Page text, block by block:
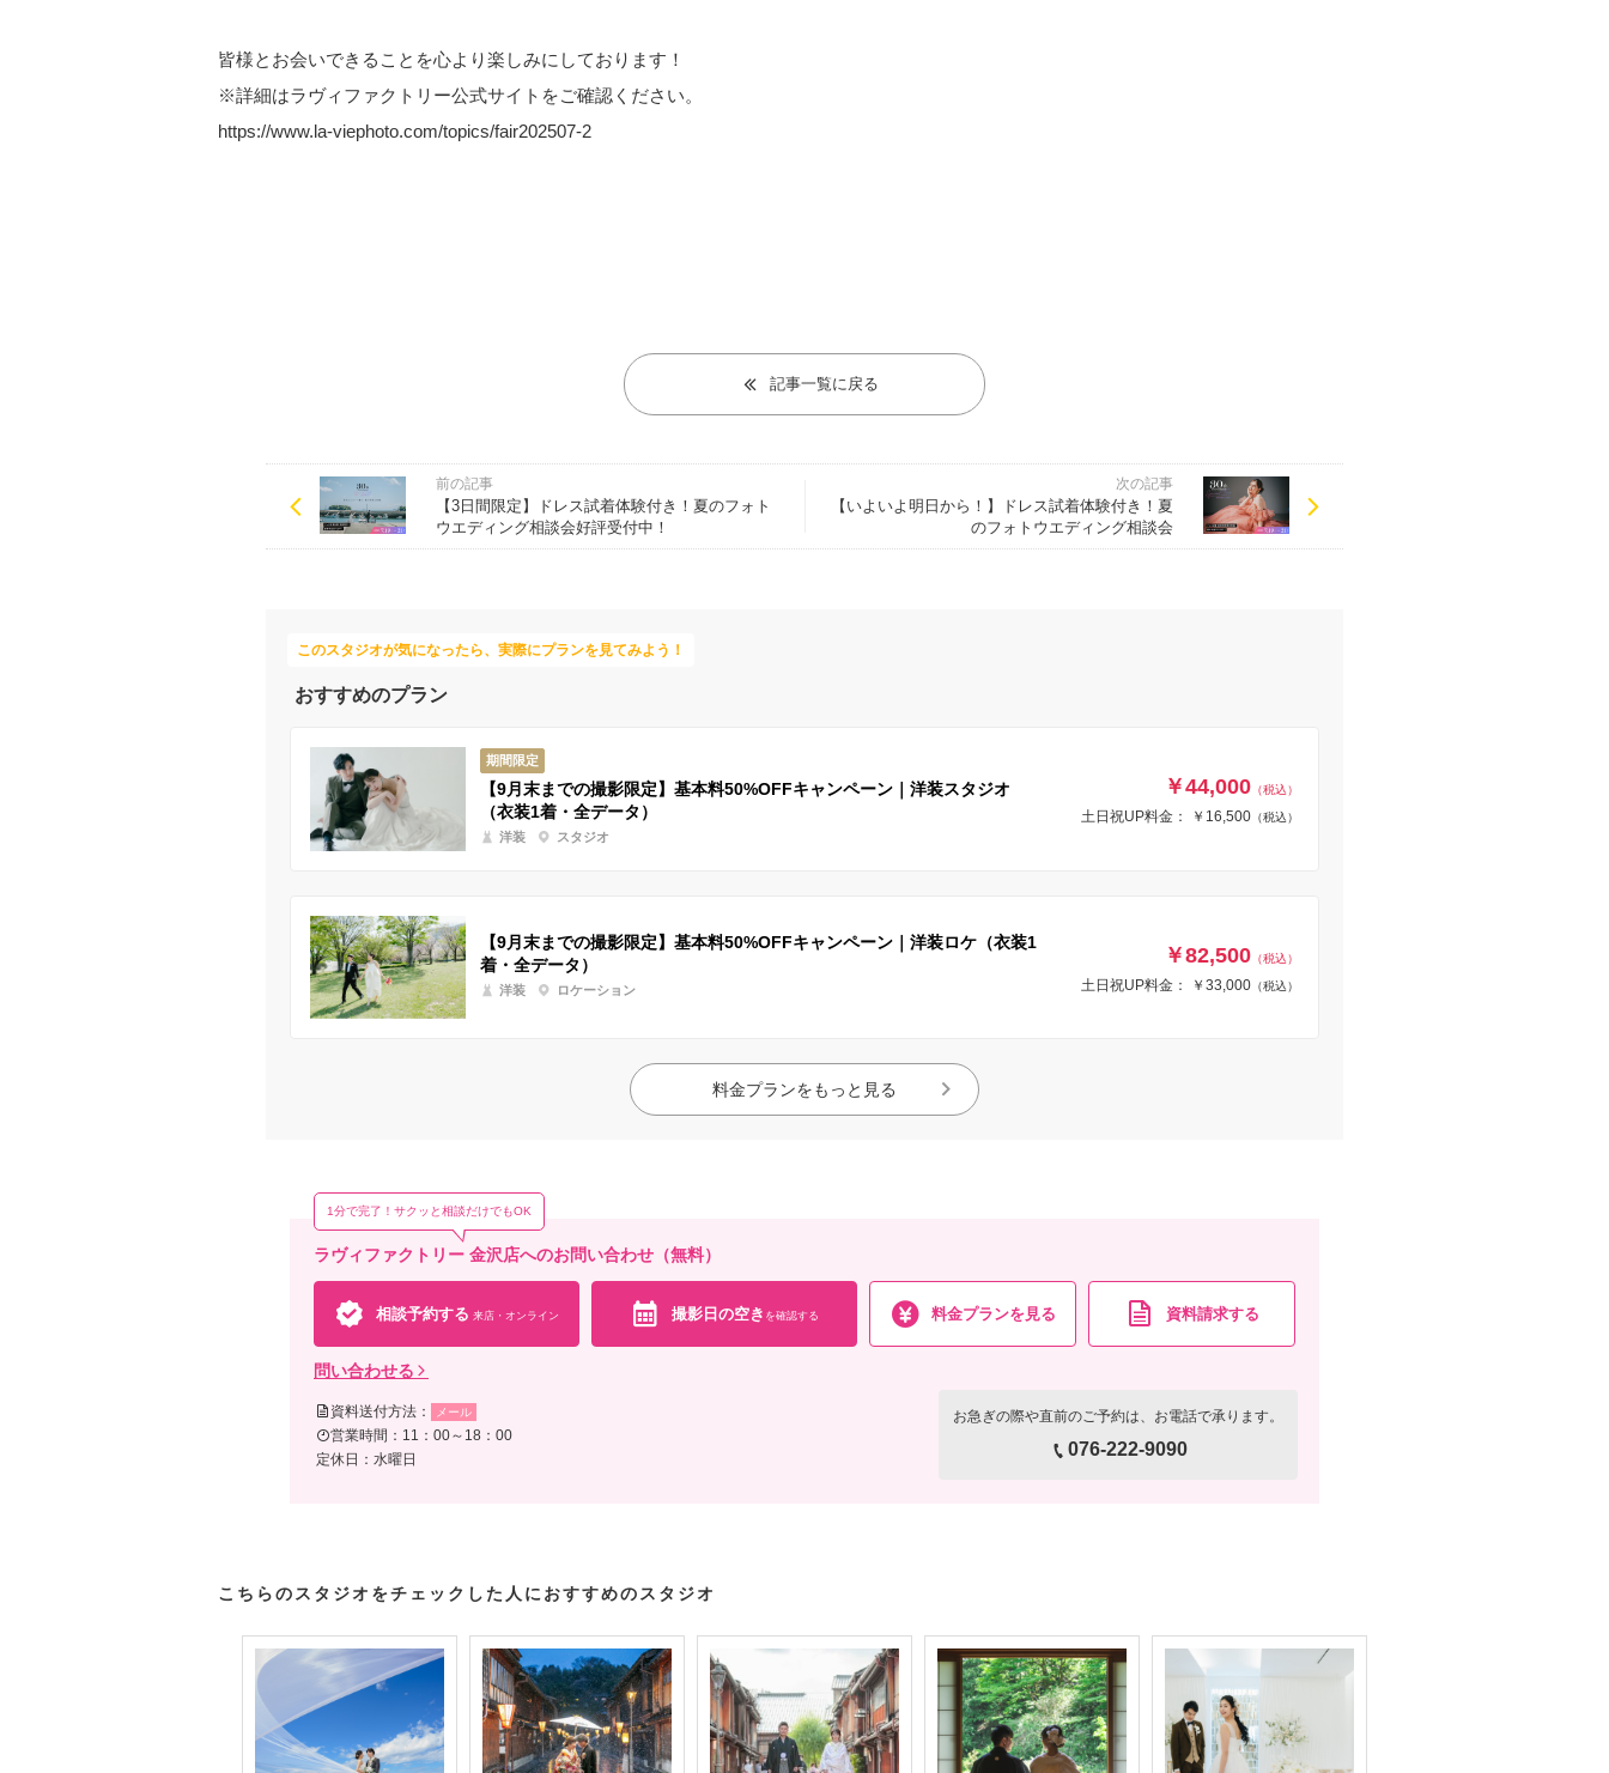
皆様とお会いできることを心より楽しみにしております！
※詳細はラヴィファクトリー公式サイトをご確認ください。
https://www.la-viephoto.com/topics/fair202507-2
記事一覧に戻る
前の記事
【3日間限定】ドレス試着体験付き！夏のフォト
ウエディング相談会好評受付中！
次の記事
【いよいよ明日から！】ドレス試着体験付き！夏
のフォトウエディング相談会
このスタジオが気になったら、実際にプランを見てみよう！
おすすめのプラン
期間限定
【9月末までの撮影限定】基本料50%OFFキャンペーン｜洋装スタジオ
（衣装1着・全データ）
洋装 スタジオ
￥44,000 （税込）
土日祝UP料金： ￥16,500 （税込）
【9月末までの撮影限定】基本料50%OFFキャンペーン｜洋装ロケ（衣装1
着・全データ）
洋装 ロケーション
￥82,500 （税込）
土日祝UP料金： ￥33,000 （税込）
料金プランをもっと見る
ラヴィファクトリー 金沢店へのお問い合わせ（無料）
1分で完了！サクッと相談だけでもOK
相談予約する 来店・オンライン 撮影日の空き を確認する 料金プランを見る 資料請求する
問い合わせる
資料送付方法： メール
営業時間：11：00～18：00
定休日：水曜日
お急ぎの際や直前のご予約は、お電話で承ります。
076-222-9090
こちらのスタジオをチェックした人におすすめのスタジオ